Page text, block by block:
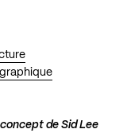
de Sid Lee